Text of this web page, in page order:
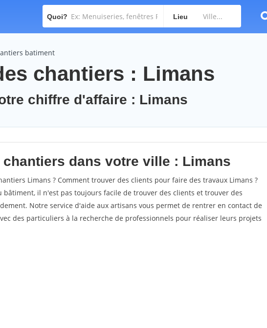
Quoi? Lieu
batiment
chantiers : Limans
chiffre d'affaire : Limans
chantiers dans votre ville : Limans
Limans ? Comment trouver des clients pour faire des travaux Limans ?
bâtiment, il n'est pas toujours facile de trouver des clients et trouver des
Notre service d'aide aux artisans vous permet de rentrer en contact de
des particuliers à la recherche de professionnels pour réaliser leurs projets